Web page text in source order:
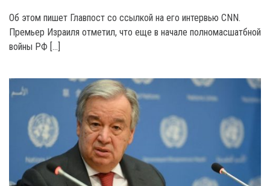
Об этом пишет Главпост со ссылкой на его интервью CNN.
Премьер Израиля отметил, что еще в начале полномасшатбной
войны РФ […]